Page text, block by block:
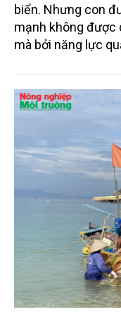
biển. Nhưng con
mạnh không được
mà bởi năng lực
nguyên kinh tế